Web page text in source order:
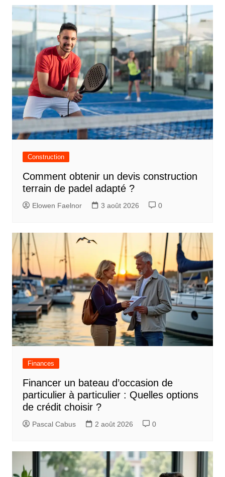
l’article
Construction
Comment obtenir un devis construction
terrain de padel adapté ?
Elowen Faelnor 3 août 2026 0
Finances
Financer un bateau d’occasion de
particulier à particulier : Quelles options
de crédit choisir ?
Pascal Cabus 2 août 2026 0